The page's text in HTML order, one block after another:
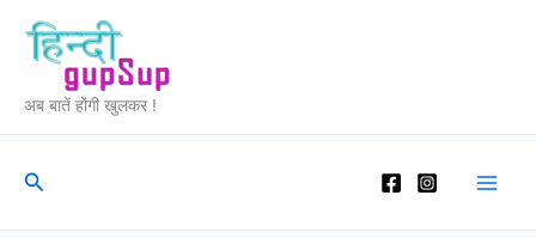
content
अब बातें होंगी खुलकर !
Search